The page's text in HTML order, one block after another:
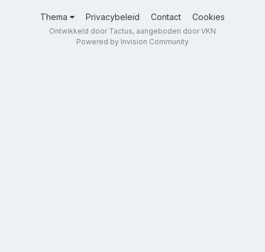
Thema Privacybeleid Contact Cookies
Ontwikkeld door Tactus, aangeboden door VKN
Powered by Invision Community